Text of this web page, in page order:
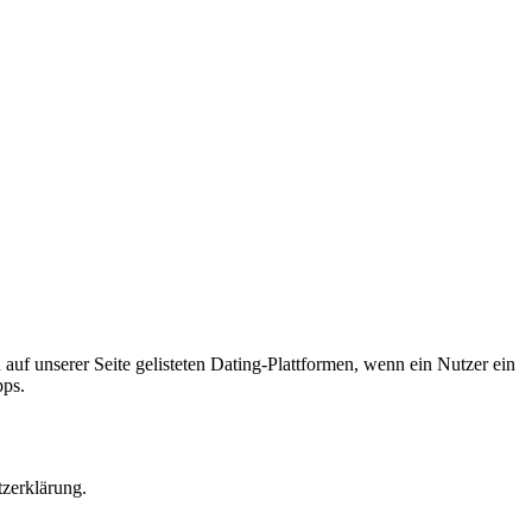
unserer Seite gelisteten Dating-Plattformen, wenn ein Nutzer ein